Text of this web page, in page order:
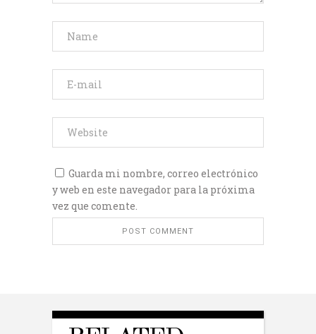
Guarda mi nombre, correo electrónico
y web en este navegador para la próxima
vez que comente.